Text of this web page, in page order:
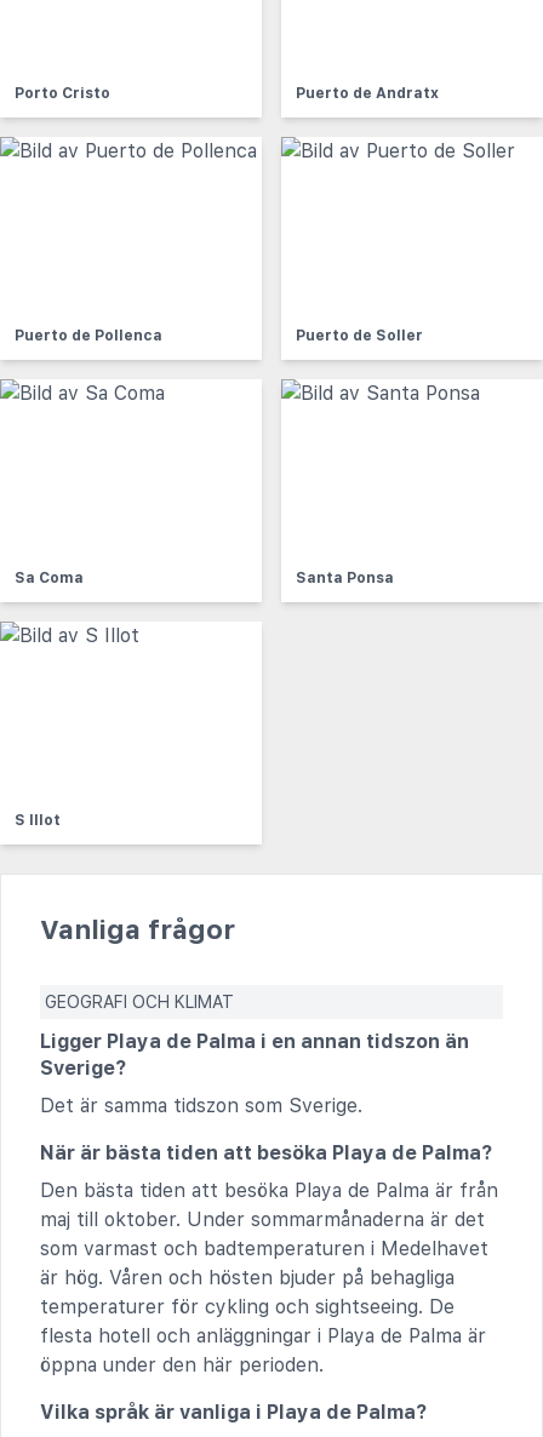
Porto Cristo Puerto de Andratx
Puerto de Pollenca Puerto de Soller
Sa Coma Santa Ponsa
S Illot
Vanliga frågor
GEOGRAFI OCH KLIMAT
Ligger Playa de Palma i en annan tidszon än
Sverige?
Det är samma tidszon som Sverige.
När är bästa tiden att besöka Playa de Palma?
Den bästa tiden att besöka Playa de Palma är från
maj till oktober. Under sommarmånaderna är det
som varmast och badtemperaturen i Medelhavet
är hög. Våren och hösten bjuder på behagliga
temperaturer för cykling och sightseeing. De
flesta hotell och anläggningar i Playa de Palma är
öppna under den här perioden.
Vilka språk är vanliga i Playa de Palma?